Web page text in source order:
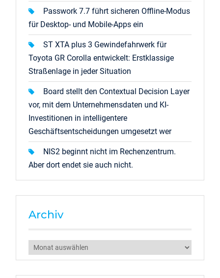
Passwork 7.7 führt sicheren Offline-Modus
für Desktop- und Mobile-Apps ein
ST XTA plus 3 Gewindefahrwerk für
Toyota GR Corolla entwickelt: Erstklassige
Straßenlage in jeder Situation
Board stellt den Contextual Decision Layer
vor, mit dem Unternehmensdaten und KI-
Investitionen in intelligentere
Geschäftsentscheidungen umgesetzt wer
NIS2 beginnt nicht im Rechenzentrum.
Aber dort endet sie auch nicht.
Archiv
Archiv